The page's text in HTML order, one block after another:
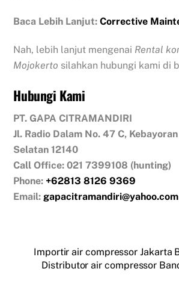
Baca Lebih Lanjut:Corrective
Nah, lebih lanjut mengenai Rental
Mojokerto silahkan hubungi kami di
Hubungi Kami
PT. GAPA CITRAMANDIRI
Jl. Radio Dalam No. 47 C,
Selatan 12140
Call Office: 021 7399108 (hunting)
Phone: +62813 8126 9369
Email: gapacitramandiri@yahoo.com
Importir air compressor Jakarta
Distributor air compressor